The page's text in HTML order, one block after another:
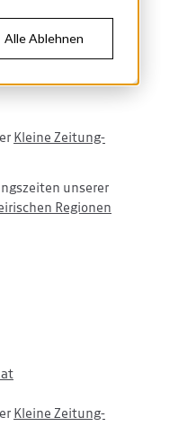
Alle Ablehnen
Kleine Zeitung-
unserer
Regionen
Kleine Zeitung-